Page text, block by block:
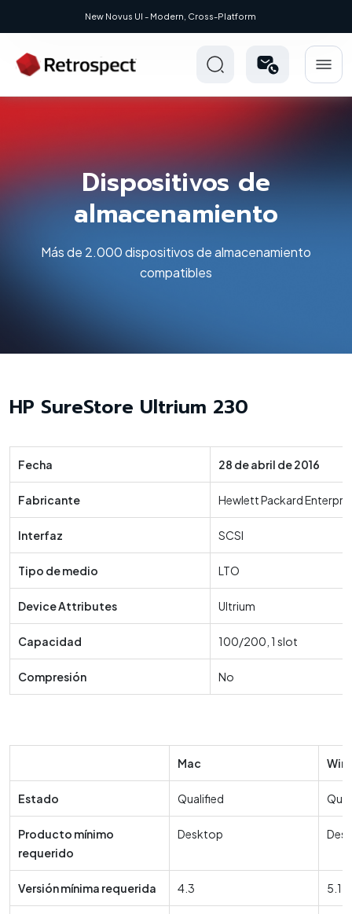
New Novus UI - Modern, Cross-Platform
Dispositivos de
almacenamiento
Más de 2.000 dispositivos de almacenamiento
compatibles
HP SureStore Ultrium 230
Fecha 28 de abril de 2016
Fabricante Hewlett Packard
Interfaz SCSI
Tipo de medio LTO
Device Attributes Ultrium
Capacidad 100/200, 1 slot
Compresión No
Mac
Estado Qualified
Producto mínimo
requerido
Desktop
Versión mínima requerida 4.3 5.15